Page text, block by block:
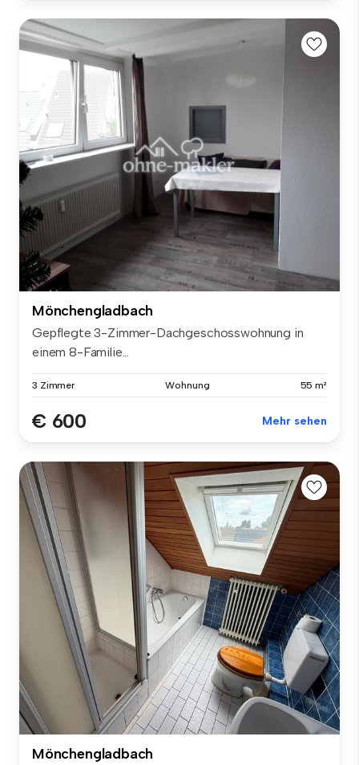
Mönchengladbach
Gepflegte 3-Zimmer-Dachgeschosswohnung in
einem 8-Familie...
3 Zimmer Wohnung 55 m²
€ 600 Mehr sehen
Mönchengladbach